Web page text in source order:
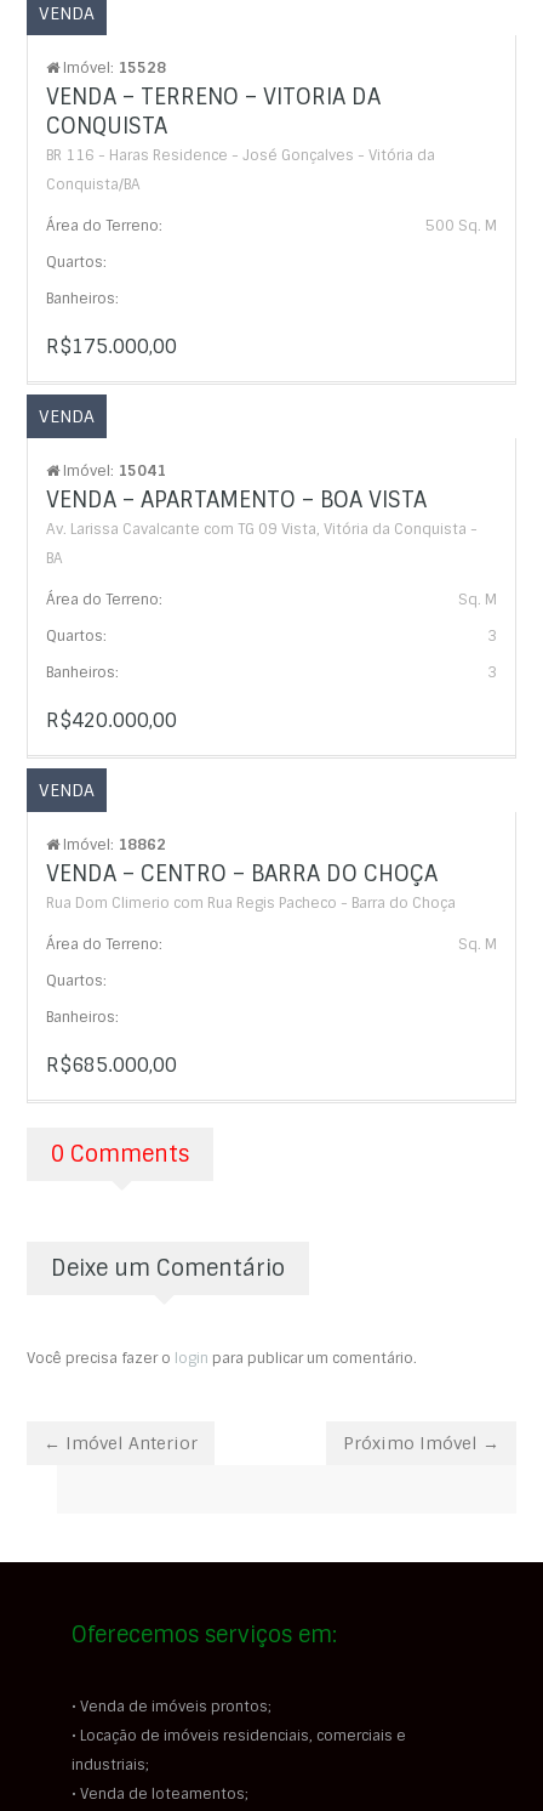
VENDA
Imóvel: 15528
VENDA – TERRENO – VITORIA DA
CONQUISTA
BR 116 - Haras Residence - José Gonçalves - Vitória da
Conquista/BA
Área do Terreno:
500 Sq. M
Quartos:
Banheiros:
R$175.000,00
VENDA
Imóvel: 15041
VENDA – APARTAMENTO – BOA VISTA
Av. Larissa Cavalcante com TG 09 Vista, Vitória da Conquista -
BA
Área do Terreno:
Sq. M
Quartos:
3
Banheiros:
3
R$420.000,00
VENDA
Imóvel: 18862
VENDA – CENTRO – BARRA DO CHOÇA
Rua Dom Climerio com Rua Regis Pacheco - Barra do Choça
Área do Terreno:
Sq. M
Quartos:
Banheiros:
R$685.000,00
0 Comments
Deixe um Comentário
Você precisa fazer o login para publicar um comentário.
← Imóvel Anterior Próximo Imóvel →
Oferecemos serviços em:
• Venda de imóveis prontos;
• Locação de imóveis residenciais, comerciais e
industriais;
• Venda de loteamentos;